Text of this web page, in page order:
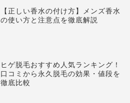
【正しい香水の付け方】メンズ香水
の使い方と注意点を徹底解説
ヒゲ脱毛おすすめ人気ランキング！
口コミから永久脱毛の効果・値段を
徹底比較